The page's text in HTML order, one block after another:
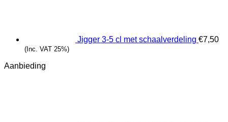
Jigger 3-5 cl met schaalverdeling €7,50
(Inc. VAT 25%)
Aanbieding